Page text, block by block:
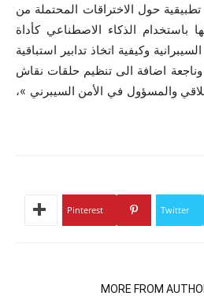
حول الاختراقات المحتملة من
باستخدام الذكاء الاصطناعي كأداة
وكيفية اتخاذ تدابير استباقية
وناجعة اضافة الى تنظيم حلقات نقاش
والمسؤول في الأمن السيبرني »،
Twitter
Pinterest
MORE FROM